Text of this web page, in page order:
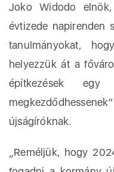
Joko Widodo
évtizede napirenden
tanulmányokat,
helyezzük át a
építkezések
újságíróknak.
„Reméljük, hogy